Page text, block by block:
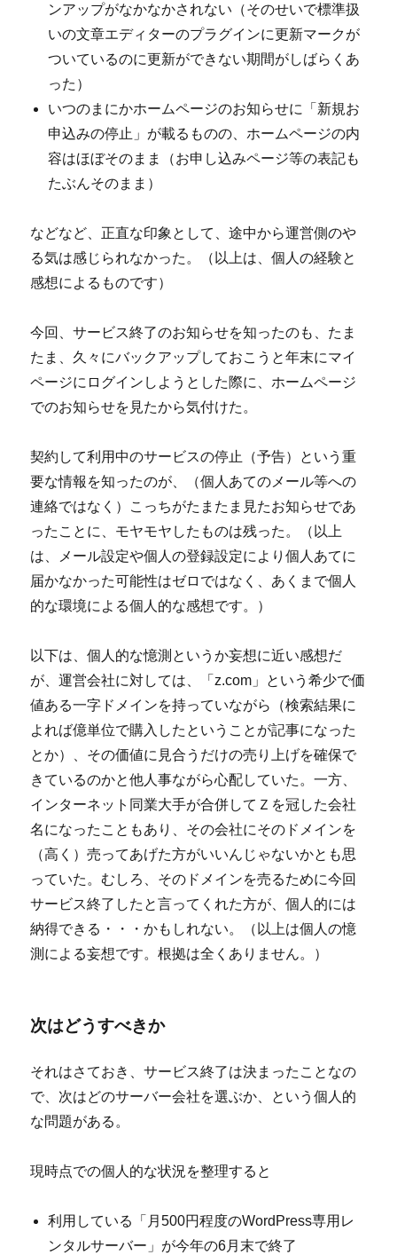
ンアップがなかなかされない（そのせいで標準扱
いの文章エディターのプラグインに更新マークが
ついているのに更新ができない期間がしばらくあ
った）
いつのまにかホームページのお知らせに「新規お
申込みの停止」が載るものの、ホームページの内
容はほぼそのまま（お申し込みページ等の表記も
たぶんそのまま）
などなど、正直な印象として、途中から運営側のや
る気は感じられなかった。（以上は、個人の経験と
感想によるものです）
今回、サービス終了のお知らせを知ったのも、たま
たま、久々にバックアップしておこうと年末にマイ
ページにログインしようとした際に、ホームページ
でのお知らせを見たから気付けた。
契約して利用中のサービスの停止（予告）という重
要な情報を知ったのが、（個人あてのメール等への
連絡ではなく）こっちがたまたま見たお知らせであ
ったことに、モヤモヤしたものは残った。（以上
は、メール設定や個人の登録設定により個人あてに
届かなかった可能性はゼロではなく、あくまで個人
的な環境による個人的な感想です。）
以下は、個人的な憶測というか妄想に近い感想だ
が、運営会社に対しては、「z.com」という希少で価
値ある一字ドメインを持っていながら（検索結果に
よれば億単位で購入したということが記事になった
とか）、その価値に見合うだけの売り上げを確保で
きているのかと他人事ながら心配していた。一方、
インターネット同業大手が合併してＺを冠した会社
名になったこともあり、その会社にそのドメインを
（高く）売ってあげた方がいいんじゃないかとも思
っていた。むしろ、そのドメインを売るために今回
サービス終了したと言ってくれた方が、個人的には
納得できる・・・かもしれない。（以上は個人の憶
測による妄想です。根拠は全くありません。）
次はどうすべきか
それはさておき、サービス終了は決まったことなの
で、次はどのサーバー会社を選ぶか、という個人的
な問題がある。
現時点での個人的な状況を整理すると
利用している「月500円程度のWordPress専用レ
ンタルサーバー」が今年の6月末で終了